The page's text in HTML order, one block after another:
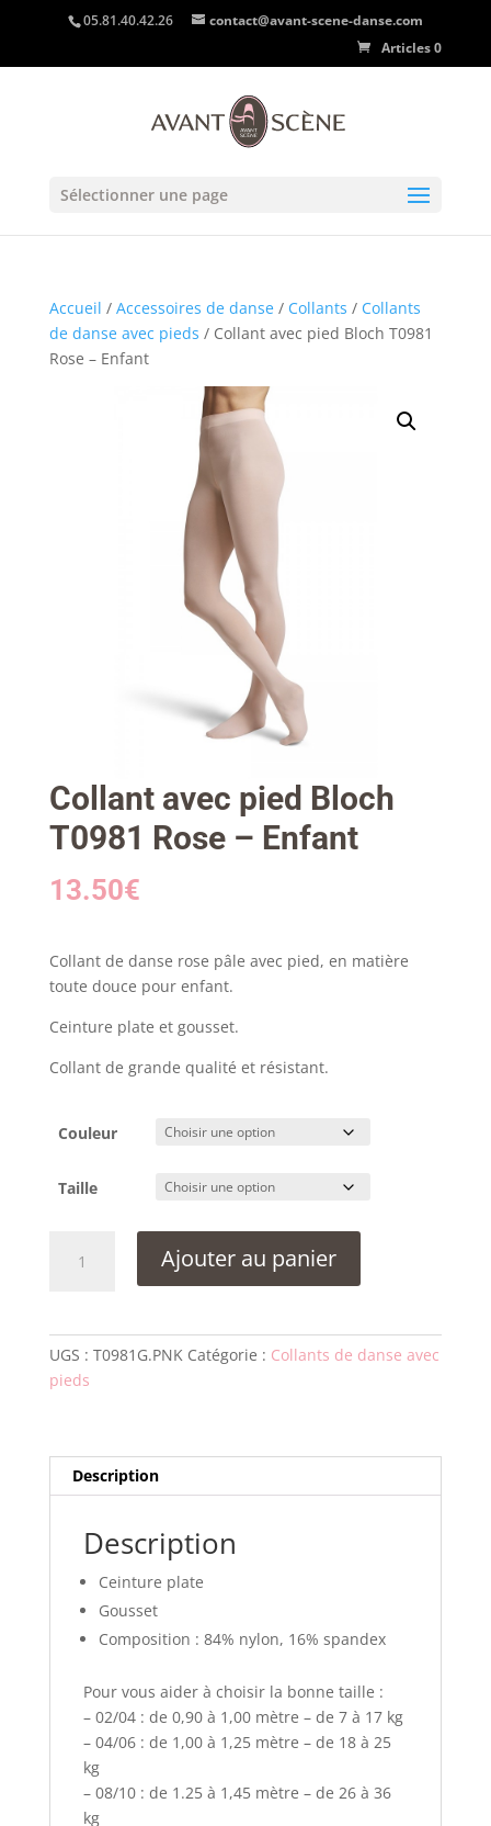
05.81.40.42.26
contact@avant-scene-danse.com
Articles 0
Sélectionner une page
Accueil / Accessoires de danse/ Collants / Collants
de danse avec pieds / Collant avec pied Bloch T0981
Rose – Enfant
Collant avec pied Bloch
T0981 Rose – Enfant
13.50€
Collant de danse rose pâle avec pied, en matière
toute douce pour enfant.
Ceinture plate et gousset.
Collant de grande qualité et résistant.
Couleur
Taille
Bloch
T0981
Enfant
Ajouter au panier
UGS : T0981G.PNK Catégorie : Collants de danse avec
pieds
Description
Description
Ceinture plate
Gousset
Composition : 84% nylon, 16% spandex
Pour vous aider à choisir la bonne taille :
– 02/04 : de 0,90 à 1,00 mètre – de 7 à 17 kg
– 04/06 : de 1,00 à 1,25 mètre – de 18 à 25
kg
– 08/10 : de 1.25 à 1,45 mètre – de 26 à 36
kg